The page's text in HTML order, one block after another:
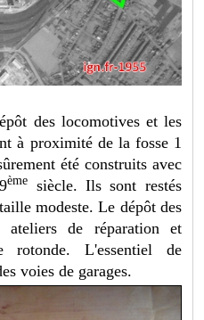
des locomotives et les
à proximité de la fosse 1
été construits avec
ème
siècle. Ils sont restés
modeste. Le dépôt des
ateliers de réparation et
rotonde. L'essentiel de
voies de garages.